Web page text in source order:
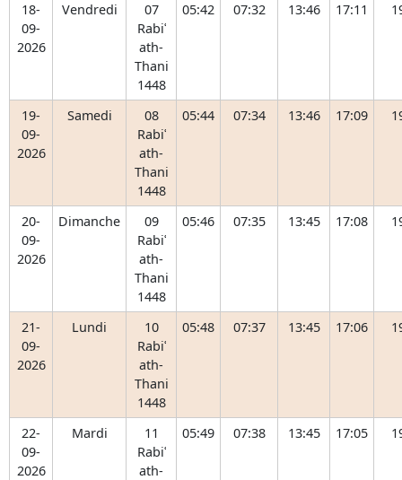
18-
09-
2026
Vendredi
07
Rabiʿ
ath-
Thani
1448
05:42 07:32 13:46 17:11
19-
09-
2026
Samedi
08
Rabiʿ
ath-
Thani
1448
05:44 07:34 13:46 17:09
20-
09-
2026
Dimanche
09
Rabiʿ
ath-
Thani
1448
05:46 07:35 13:45 17:08
21-
09-
2026
Lundi
10
Rabiʿ
ath-
Thani
1448
05:48 07:37 13:45 17:06
22-
09-
2026
Mardi
11
Rabiʿ
ath-
05:49 07:38 13:45 17:05